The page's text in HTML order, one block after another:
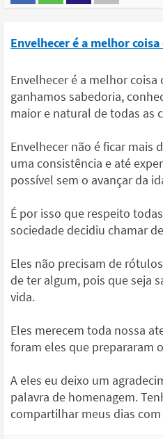
Envelhecer é a melhor
Envelhecer é a melhor
ganhamos sabedoria,
maior e natural de todas as
Envelhecer não é ficar mais
uma consistência e até
possível sem o avançar da
É por isso que respeito
sociedade decidiu chamar
Eles não precisam de
de ter algum, pois que seja
vida.
Eles merecem toda nossa
foram eles que prepararam
A eles eu deixo um
palavra de homenagem.
compartilhar meus dias com